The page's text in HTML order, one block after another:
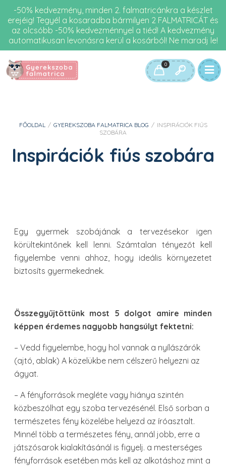
-50% kedvezmény, minden 2. falmatricánkra a készlet
erejéig! Tegyél a kosaradba bármilyen 2 FALMATRICÁT és
az olcsóbb -50% kedvezménnyel a tiéd! A kedvezmény
automatikusan levonásra kerül a kosárból! Ne maradj le!
0
FŐOLDAL / GYEREKSZOBA FALMATRICA BLOG / INSPIRÁCIÓK FIÚS
SZOBÁRA
Inspirációk fiús szobára
Egy gyermek szobájának a tervezésekor igen
körültekintőnek kell lenni. Számtalan tényezőt kell
figyelembe venni ahhoz, hogy ideális környezetet
biztosíts gyermekednek.
Összegyűjtöttünk most 5 dolgot amire minden
képpen érdemes nagyobb hangsúlyt fektetni:
– Vedd figyelembe, hogy hol vannak a nyílászárók
(ajtó, ablak) A közelükbe nem célszerű helyezni az
ágyat.
– A fényforrások megléte vagy hiánya szintén
közbeszólhat egy szoba tervezésénél. Első sorban a
természetes fény közelébe helyezd az íróasztalt.
Minnél több a természetes fény, annál jobb, erre a
játszósarok kialakításánál is figyelj. a mesterséges
fényforrások esetében más kell az alkotáshoz mint a